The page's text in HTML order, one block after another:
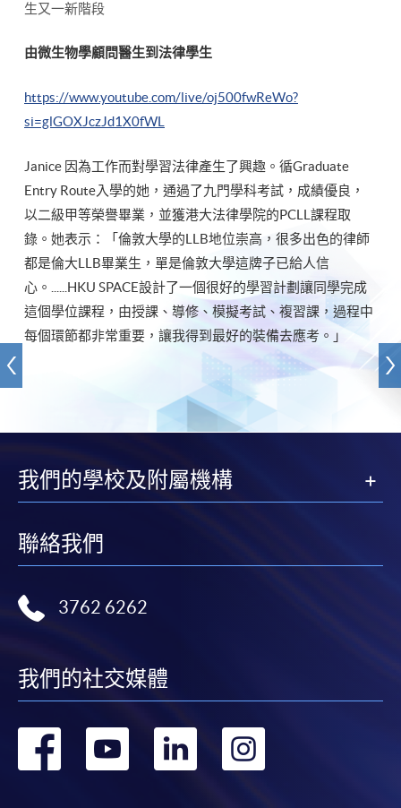
生又一新階段
由微生物學顧問醫生到法律學生
https://www.youtube.com/live/oj500fwReWo?
si=glGOXJczJd1X0fWL
Janice 因為工作而對學習法律產生了興趣。循Graduate
Entry Route入學的她，通過了九門學科考試，成績優良，
以二級甲等榮譽畢業，並獲港大法律學院的PCLL課程取
錄。她表示：「倫敦大學的LLB地位崇高，很多出色的律師
都是倫大LLB畢業生，單是倫敦大學這牌子已給人信
心。......HKU SPACE設計了一個很好的學習計劃讓同學完成
這個學位課程，由授課、導修、模擬考試、複習課，過程中
每個環節都非常重要，讓我得到最好的裝備去應考。」
我們的學校及附屬機構
聯絡我們
3762 6262
我們的社交媒體
轉
轉
轉